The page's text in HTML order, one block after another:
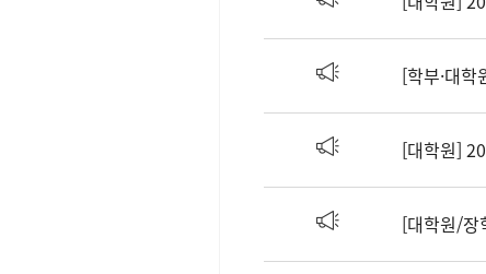
[대학원/장